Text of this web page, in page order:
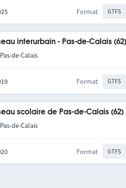
Format GTFS
interurbain - Pas-de-Calais (62)
Pas-de-Calais
Format GTFS
scolaire de Pas-de-Calais (62)
Pas-de-Calais
Format GTFS